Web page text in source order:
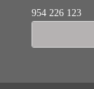
954 226 123